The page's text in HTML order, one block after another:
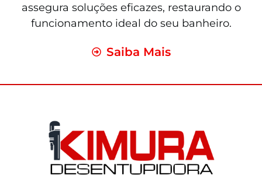
assegura soluções eficazes, restaurando o
funcionamento ideal do seu banheiro.
Saiba Mais